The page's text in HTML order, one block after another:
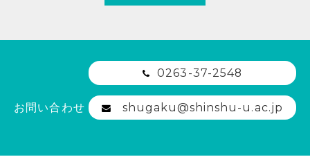
お問い合わせ
0263-37-2548
shugaku@shinshu-u.ac.jp